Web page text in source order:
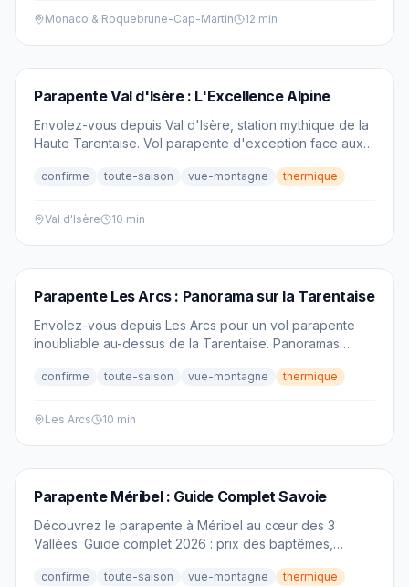
Monaco & Roquebrune-Cap-Martin 12 min
PARAPENTE
Parapente Val d'Isère : L'Excellence Alpine
Envolez-vous depuis Val d'Isère, station mythique de la
Haute Tarentaise. Vol parapente d'exception face aux
confirme toute-saison vue-montagne thermique
Val d'Isère 10 min
PARAPENTE
Parapente Les Arcs : Panorama sur la Tarentaise
Envolez-vous depuis Les Arcs pour un vol parapente
inoubliable au-dessus de la Tarentaise. Panoramas
Vanoise.
confirme toute-saison vue-montagne thermique
Les Arcs 10 min
PARAPENTE
Parapente Méribel : Guide Complet Savoie
Découvrez le parapente à Méribel au cœur des 3
Vallées. Guide complet 2026 : prix des baptêmes,
confirme toute-saison vue-montagne thermique